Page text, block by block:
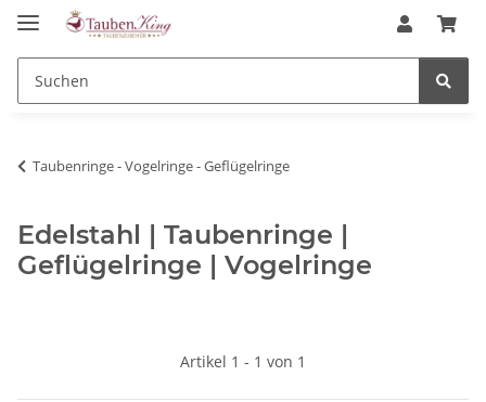
Taubenringe - Vogelringe - Geflügelringe
Edelstahl | Taubenringe |
Geflügelringe | Vogelringe
Artikel 1 - 1 von 1